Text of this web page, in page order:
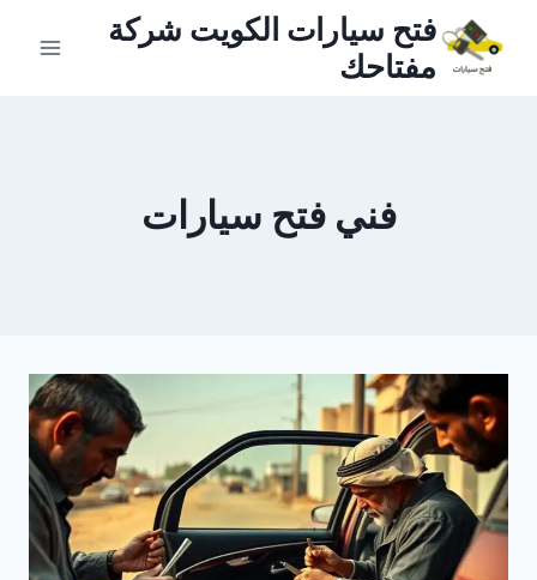
المحتوى
فتح سيارات الكويت شركة
مفتاحك
فني فتح سيارات